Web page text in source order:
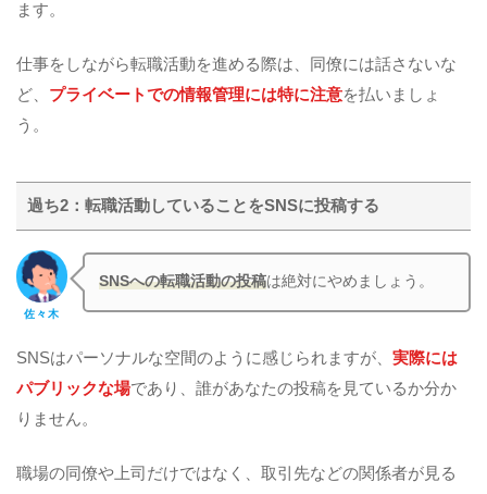
ます。
仕事をしながら転職活動を進める際は、同僚には話さないな
ど、 プライベートでの情報管理には特に注意を払いましょ
う。
過ち2：転職活動していることをSNSに投稿する
佐々木
SNSへの転職活動の投稿は絶対にやめましょう。
SNSはパーソナルな空間のように感じられますが、 実際には
パブリックな場であり、誰があなたの投稿を見ているか分か
りません。
職場の同僚や上司だけではなく、取引先などの関係者が見る